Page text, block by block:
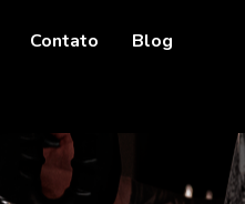
Contato Blog